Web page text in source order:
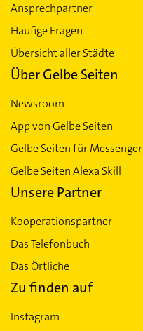
Ansprechpartner
Häufige Fragen
Übersicht aller Städte
Über Gelbe Seiten
Newsroom
App von Gelbe Seiten
Gelbe Seiten für Messenger
Gelbe Seiten Alexa Skill
Unsere Partner
Kooperationspartner
Das Telefonbuch
Das Örtliche
Zu finden auf
Instagram